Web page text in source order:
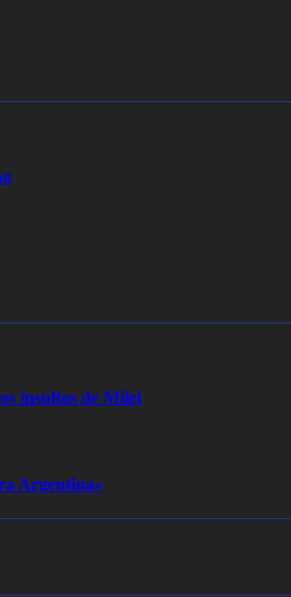
insultos de Milei
Argentina»